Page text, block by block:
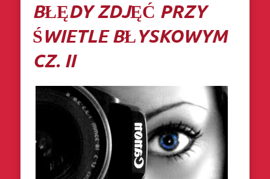
BŁĘDY ZDJĘĆ PRZY
ŚWIETLE BŁYSKOWYM
CZ. II